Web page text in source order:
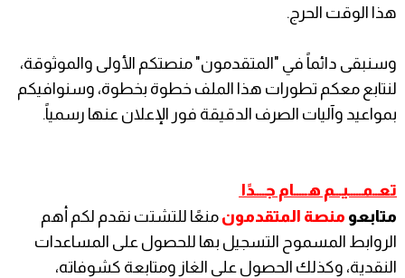
هذا الوقت الحرج.
وسنبقى دائماً في "المتقدمون" منصتكم الأولى والموثوقة،
لنتابع معكم تطورات هذا الملف خطوة بخطوة، وسنوافيكم
بمواعيد وآليات الصرف الدقيقة فور الإعلان عنها رسمياً.
تعــمـــــيـــم هـــــام جــــدًا
متابعو منصة المتقدمون منعًا للتشتت نقدم لكم أهم
الروابط المسموح التسجيل بها للحصول على المساعدات
النقدية، وكذلك الحصول على الغاز ومتابعة كشوفاته،